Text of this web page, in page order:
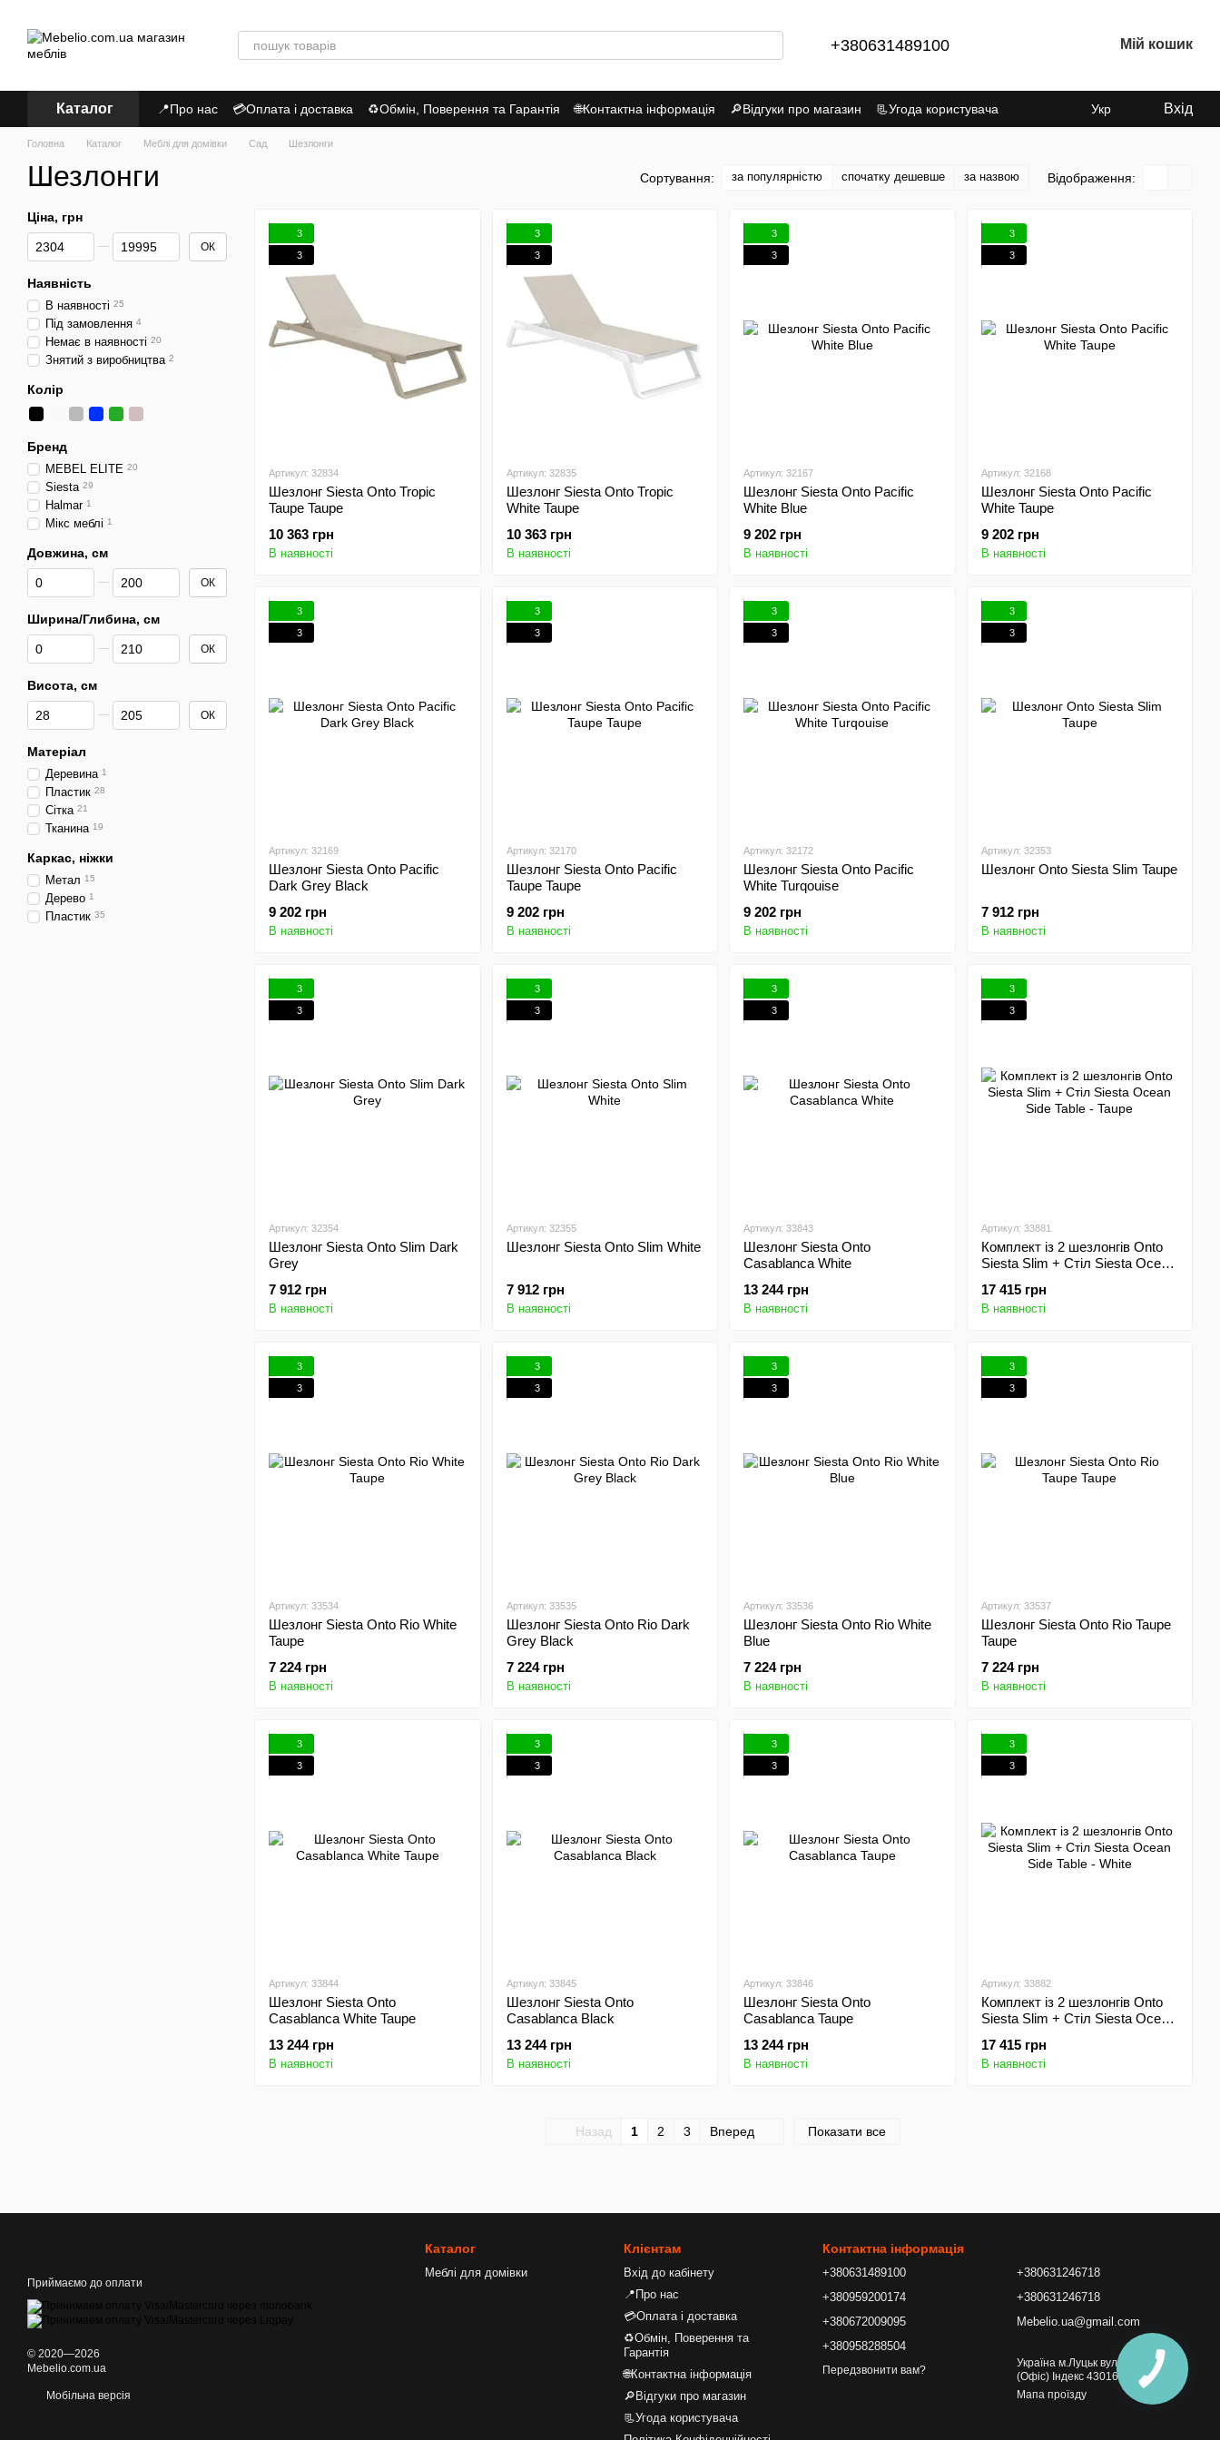
+380631489100 Мій кошик
Каталог 📍Про нас 💳Оплата і доставка ♻Обмін, Поверення та Гарантія 🌐Контактна інформація 🔎Відгуки про магазин
📃Угода користувача
Політика Конфіденційності
Укр Вхід
Головна Каталог Меблі для домівки Сад Шезлонги
Шезлонги Сортування: за популярністю спочатку дешевше за назвою Відображення:
3
3
Артикул: 32834
Шезлонг Siesta Onto Tropic
Taupe Taupe
10 363 грн
В наявності
3
3
Артикул: 32835
Шезлонг Siesta Onto Tropic
White Taupe
10 363 грн
В наявності
3
3
Артикул: 32167
Шезлонг Siesta Onto Pacific
White Blue
9 202 грн
В наявності
3
3
Артикул: 32168
Шезлонг Siesta Onto Pacific
White Taupe
9 202 грн
В наявності
3
3
Артикул: 32169
Шезлонг Siesta Onto Pacific
Dark Grey Black
9 202 грн
В наявності
3
3
Артикул: 32170
Шезлонг Siesta Onto Pacific
Taupe Taupe
9 202 грн
В наявності
3
3
Артикул: 32172
Шезлонг Siesta Onto Pacific
White Turqouise
9 202 грн
В наявності
3
3
Артикул: 32353
Шезлонг Onto Siesta Slim Taupe
7 912 грн
В наявності
3
3
Артикул: 32354
Шезлонг Siesta Onto Slim Dark
Grey
7 912 грн
В наявності
3
3
Артикул: 32355
Шезлонг Siesta Onto Slim White
7 912 грн
В наявності
3
3
Артикул: 33843
Шезлонг Siesta Onto
Casablanca White
13 244 грн
В наявності
3
3
Артикул: 33881
Комплект із 2 шезлонгів Onto
Siesta Slim + Стіл Siesta Ocean
17 415 грн
В наявності
3
3
Артикул: 33534
Шезлонг Siesta Onto Rio White
Taupe
7 224 грн
В наявності
3
3
Артикул: 33535
Шезлонг Siesta Onto Rio Dark
Grey Black
7 224 грн
В наявності
3
3
Артикул: 33536
Шезлонг Siesta Onto Rio White
Blue
7 224 грн
В наявності
3
3
Артикул: 33537
Шезлонг Siesta Onto Rio Taupe
Taupe
7 224 грн
В наявності
3
3
Артикул: 33844
Шезлонг Siesta Onto
Casablanca White Taupe
13 244 грн
В наявності
3
3
Артикул: 33845
Шезлонг Siesta Onto
Casablanca Black
13 244 грн
В наявності
3
3
Артикул: 33846
Шезлонг Siesta Onto
Casablanca Taupe
13 244 грн
В наявності
3
3
Артикул: 33882
Комплект із 2 шезлонгів Onto
Siesta Slim + Стіл Siesta Ocean
17 415 грн
В наявності
Назад 1 2 3 Вперед Показати все
Ціна, грн
Від Ціна, грн
До Ціна, грн ОК
Наявність
В наявності 25
Під замовлення 4
Немає в наявності 20
Знятий з виробництва 2
Колір
Бренд
MEBEL ELITE 20
Siesta 29
Halmar 1
Мікс меблі 1
Довжина, см
Від Довжина, см
До Довжина, см ОК
Ширина/Глибина, см
Від Ширина/Глибина, см
До Ширина/Глибина, см ОК
Висота, см
Від Висота, см
До Висота, см ОК
Матеріал
Деревина 1
Пластик 28
Сітка 21
Тканина 19
Каркас, ніжки
Метал 15
Дерево 1
Пластик 35
Приймаємо до оплати
© 2020—2026
Mebelio.com.ua
Мобільна версія
Каталог
Меблі для домівки
Клієнтам
Вхід до кабінету
📍Про нас
💳Оплата і доставка
♻Обмін, Поверення та
Гарантія
🌐Контактна інформація
🔎Відгуки про магазин
📃Угода користувача
Контактна інформація
+380631489100
+380959200174
+380672009095
+380958288504
Передзвонити вам?
+380631246718
+380631246718
Mebelio.ua@gmail.com
Україна м.Луцьк вул. Шевченка 13
(Офіс) Індекс 43016
Мапа проїзду